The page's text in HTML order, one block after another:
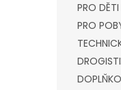
PRO DĚTI
PRO